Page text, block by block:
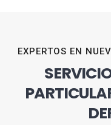
EXPERTOS EN